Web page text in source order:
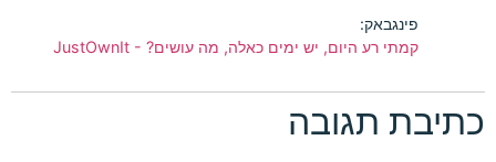
פינגבאק:
קמתי רע היום, יש ימים כאלה, מה עושים? - JustOwnIt
כתיבת תגובה